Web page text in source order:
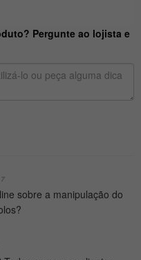
Pergunte ao lojista e
7
sobre a manipulação do